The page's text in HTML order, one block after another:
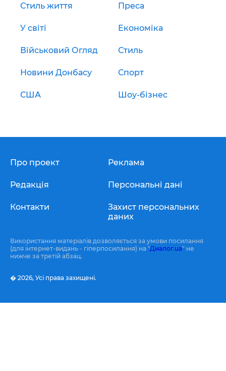
Стиль життя Преса
У світі Економіка
Військовий Огляд Стиль
Новини Донбасу Спорт
США Шоу-бізнес
Про проект
Редакція
Контакти
Реклама
Персональні дані
Захист персональних
даних
Використання матеріалів дозволяється за умови посилання
(для інтернет-видань - гіперпосилання) на "Диалог.ua" не
нижче за третій абзац.
� 2026, Усі права захищені.